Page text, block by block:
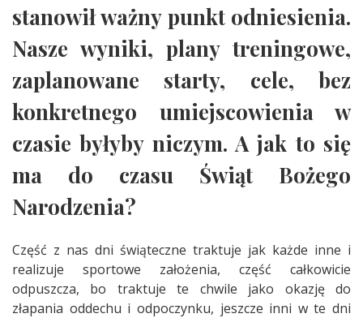
stanowił ważny punkt odniesienia.
Nasze wyniki, plany treningowe,
zaplanowane starty, cele, bez
konkretnego umiejscowienia w
czasie byłyby niczym. A jak to się
ma do czasu Świąt Bożego
Narodzenia?
Część z nas dni świąteczne traktuje jak każde inne i
realizuje sportowe założenia, część całkowicie
odpuszcza, bo traktuje te chwile jako okazję do
złapania oddechu i odpoczynku, jeszcze inni w te dni